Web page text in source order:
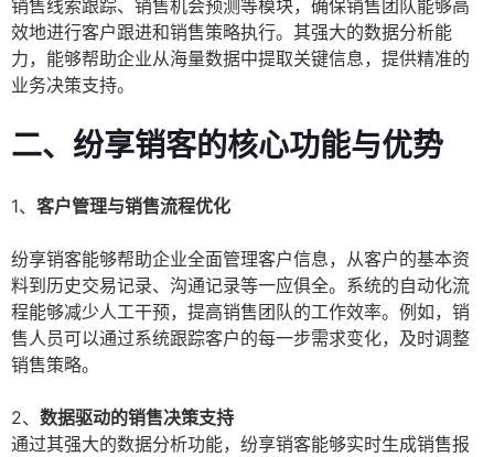
销售线索跟踪、销售机会预测等模块，确保销售团队能够高
效地进行客户跟进和销售策略执行。其强大的数据分析能
力，能够帮助企业从海量数据中提取关键信息，提供精准的
业务决策支持。
二、纷享销客的核心功能与优势
1、 客户管理与销售流程优化
纷享销客能够帮助企业全面管理客户信息，从客户的基本资
料到历史交易记录、沟通记录等一应俱全。系统的自动化流
程能够减少人工干预，提高销售团队的工作效率。例如，销
售人员可以通过系统跟踪客户的每一步需求变化，及时调整
销售策略。
2、 数据驱动的销售决策支持
通过其强大的数据分析功能，纷享销客能够实时生成销售报